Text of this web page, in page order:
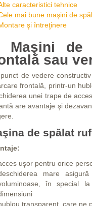
caracteristici tehnice
mai bune maşini de
şi întreţinere
Maşini de
sau
de vedere
frontală, printr-un
unei trape de
are avantaje şi
de spălat
uşor pentru orice
mare
în special
transparent, care ne